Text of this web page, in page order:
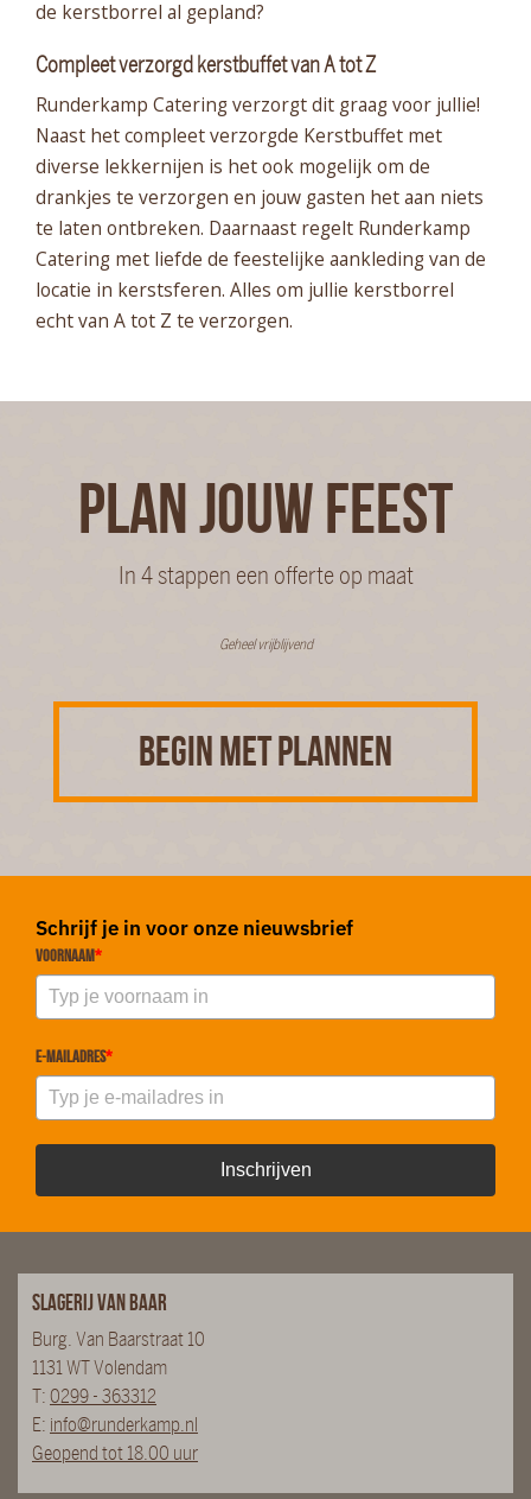
de kerstborrel al gepland?
Compleet verzorgd kerstbuffet van A tot Z
Runderkamp Catering verzorgt dit graag voor jullie!
Naast het compleet verzorgde Kerstbuffet met
diverse lekkernijen is het ook mogelijk om de
drankjes te verzorgen en jouw gasten het aan niets
te laten ontbreken. Daarnaast regelt Runderkamp
Catering met liefde de feestelijke aankleding van de
locatie in kerstsferen. Alles om jullie kerstborrel
echt van A tot Z te verzorgen.
PLAN JOUW FEEST
In 4 stappen een offerte op maat
Geheel vrijblijvend
BEGIN MET PLANNEN
Schrijf je in voor onze nieuwsbrief
Voornaam*
E-mailadres*
Inschrijven
Slagerij van Baar
Burg. Van Baarstraat 10
1131 WT Volendam
T: 0299 - 363312
E: info@runderkamp.nl
Geopend tot 18.00 uur